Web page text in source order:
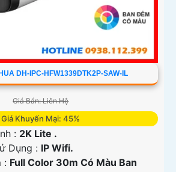
DH-IPC-HFW1339DTK2P-SAW-IL
Giá Bán: Liên Hệ
Giá Khuyến Mại: 45%
: 2K Lite .
Dụng : IP Wifi.
: Full Color 30m Có Màu Ban